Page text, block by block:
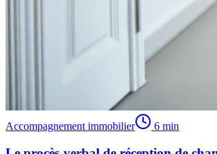
Accompagnement immobilier 6 min